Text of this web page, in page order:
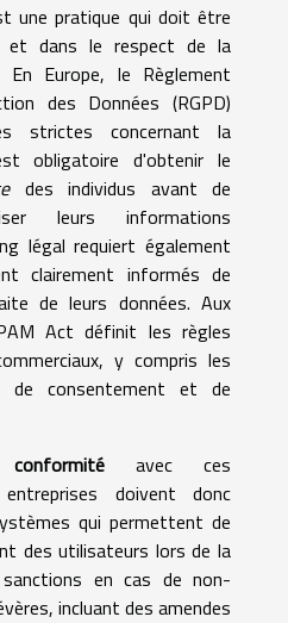
une pratique qui doit être
et dans le respect de la
Europe, le Règlement
des Données (RGPD)
strictes concernant la
obligatoire d'obtenir le
des individus avant de
leurs informations
légal requiert également
clairement informés de
de leurs données. Aux
Act définit les règles
y compris les
de consentement et de
conformité avec ces
doivent donc
qui permettent de
des utilisateurs lors de la
en cas de non-
incluant des amendes